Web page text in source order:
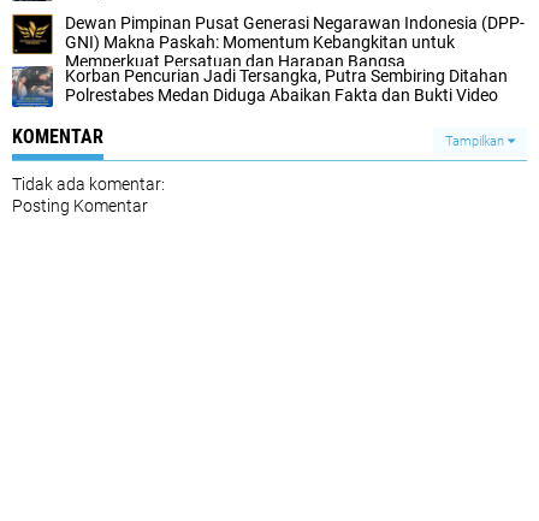
Dewan Pimpinan Pusat Generasi Negarawan Indonesia (DPP-
GNI) Makna Paskah: Momentum Kebangkitan untuk
Memperkuat Persatuan dan Harapan Bangsa
Korban Pencurian Jadi Tersangka, Putra Sembiring Ditahan
Polrestabes Medan Diduga Abaikan Fakta dan Bukti Video
KOMENTAR Tampilkan
Tidak ada komentar:
Posting Komentar